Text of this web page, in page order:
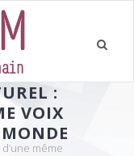
:
VOIX
même